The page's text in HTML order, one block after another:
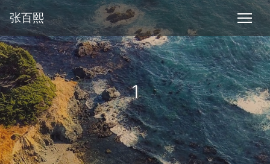
张百熙
1